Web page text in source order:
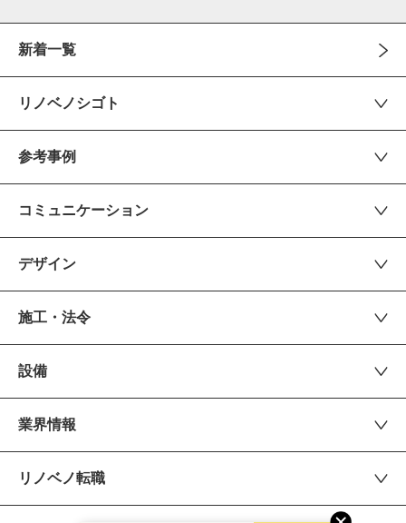
新着一覧
リノベノシゴト
参考事例
コミュニケーション
デザイン
施工・法令
設備
業界情報
リノベノ転職